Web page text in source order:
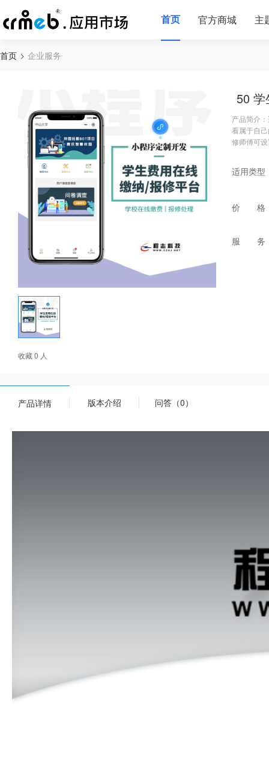
首页 官方商城 主
首页 企业服务
收藏 0 人
50 学
产品简介
看属于自
修师傅可
适用类型
价 格
服 务
产品详情 版本介绍 问答（0）